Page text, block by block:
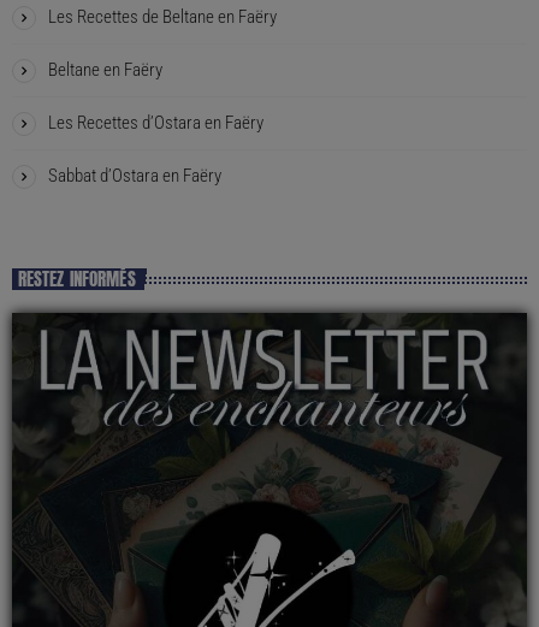
Les Recettes de Beltane en Faëry
Beltane en Faëry
Les Recettes d’Ostara en Faëry
Sabbat d’Ostara en Faëry
RESTEZ INFORMÉS